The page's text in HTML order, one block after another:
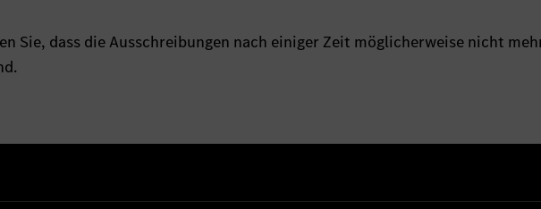
Sie, dass die Ausschreibungen nach einiger Zeit möglicherweise nicht